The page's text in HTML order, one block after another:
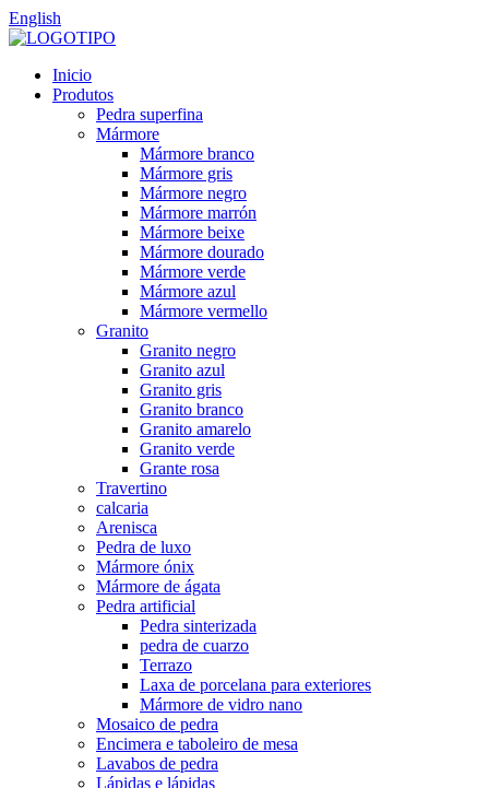
English
Inicio
Produtos
Pedra superfina
Mármore
Mármore branco
Mármore gris
Mármore negro
Mármore marrón
Mármore beixe
Mármore dourado
Mármore verde
Mármore azul
Mármore vermello
Granito
Granito negro
Granito azul
Granito gris
Granito branco
Granito amarelo
Granito verde
Grante rosa
Travertino
calcaria
Arenisca
Pedra de luxo
Mármore ónix
Mármore de ágata
Pedra artificial
Pedra sinterizada
pedra de cuarzo
Terrazo
Laxa de porcelana para exteriores
Mármore de vidro nano
Mosaico de pedra
Encimera e taboleiro de mesa
Lavabos de pedra
Lápidas e lápidas